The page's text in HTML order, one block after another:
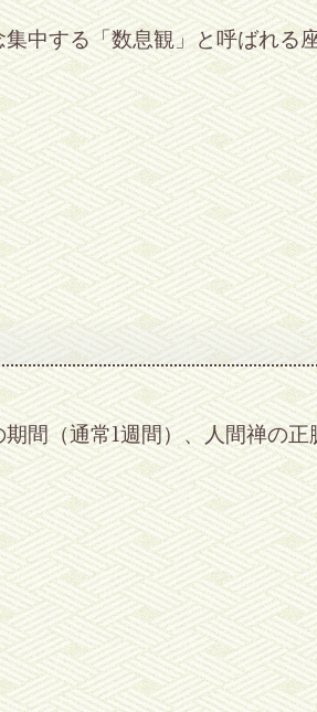
中する「数息観」と呼ばれる
間（通常1週間）、人間禅の